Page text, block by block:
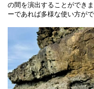
の間を演出することができ
ーであれば多様な使い方がで